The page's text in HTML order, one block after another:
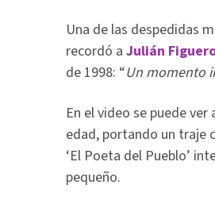
Una de las despedidas
recordó a Julián
de 1998: “Un momento
En el video se puede ver
edad, portando un traje
‘El Poeta del Pueblo’
pequeño.